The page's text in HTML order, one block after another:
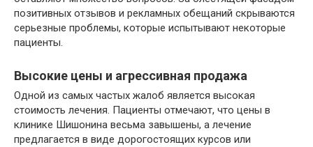
позитивных отзывов и рекламных обещаний скрываются
серьезные проблемы, которые испытывают некоторые
пациенты.
Высокие цены и агрессивная продажа
Одной из самых частых жалоб является высокая
стоимость лечения. Пациенты отмечают, что цены в
клинике Шишонина весьма завышены, а лечение
предлагается в виде дорогостоящих курсов или